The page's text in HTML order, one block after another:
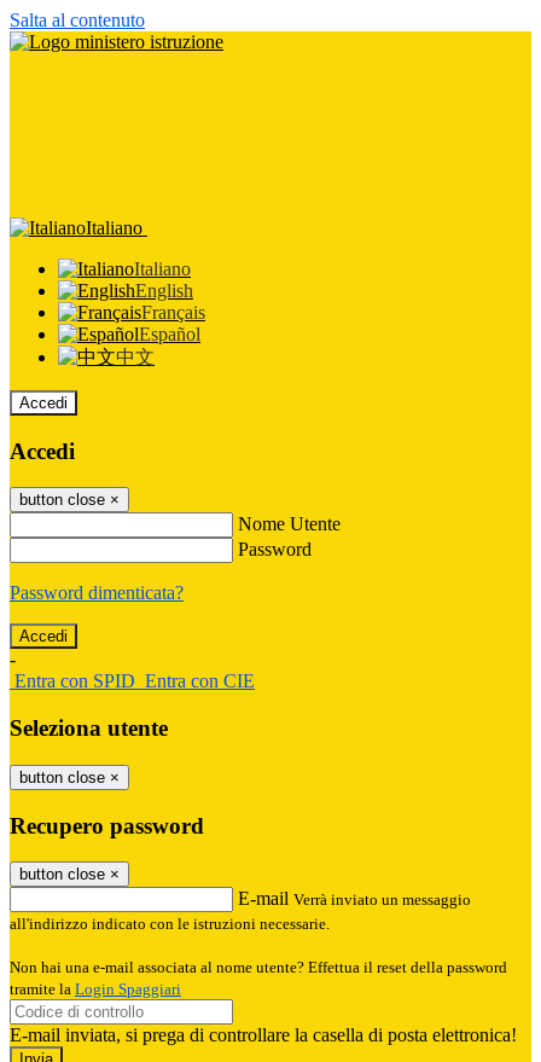
Salta al contenuto
Italiano
Italiano
English
Français
Español
中文
Accedi
Accedi
button close ×
Nome Utente
Password
Password dimenticata?
-
Entra con SPID Entra con CIE
Seleziona utente
button close ×
Recupero password
button close ×
E-mail Verrà inviato un messaggio
all'indirizzo indicato con le istruzioni necessarie.
Non hai una e-mail associata al nome utente? Effettua il reset della password
tramite la Login Spaggiari
E-mail inviata, si prega di controllare la casella di posta elettronica!